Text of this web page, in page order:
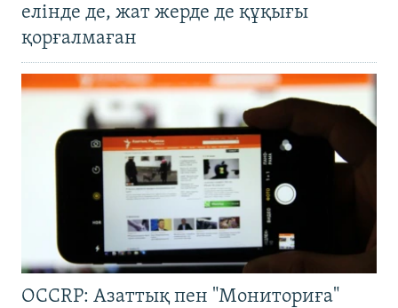
елінде де, жат жерде де құқығы
қорғалмаған
OCCRP: Азаттық пен "Мониториға"